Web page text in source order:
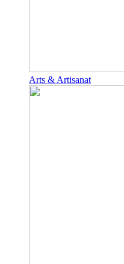
Arts & Artisanat